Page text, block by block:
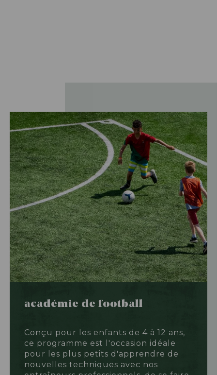
académie de football
Conçu pour les enfants de 4 à 12 ans,
ce programme est l'occasion idéale
pour les plus petits d'apprendre de
nouvelles techniques avec nos